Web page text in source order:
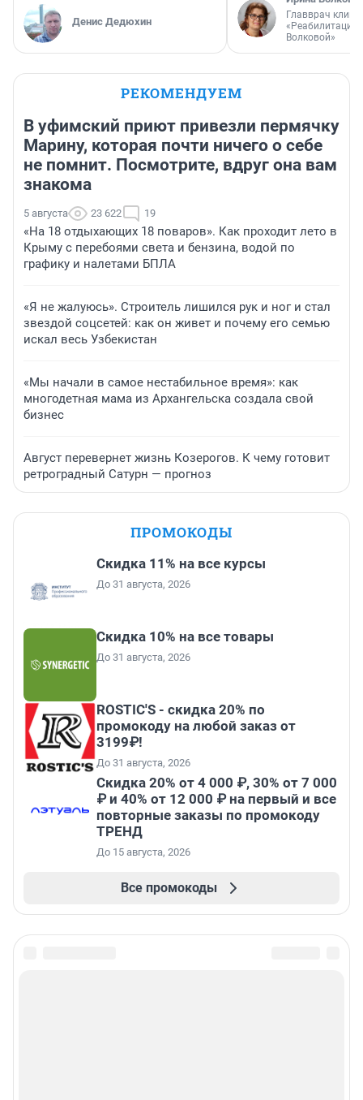
Денис Дедюхин
Главврач
«Реабилитация
Волковой»
РЕКОМЕНДУЕМ
В уфимский приют привезли пермячку
Марину, которая почти ничего о себе
не помнит. Посмотрите, вдруг она вам
знакома
5 августа 23 622 19
«На 18 отдыхающих 18 поваров». Как проходит лето в
Крыму с перебоями света и бензина, водой по
графику и налетами БПЛА
«Я не жалуюсь». Строитель лишился рук и ног и стал
звездой соцсетей: как он живет и почему его семью
искал весь Узбекистан
«Мы начали в самое нестабильное время»: как
многодетная мама из Архангельска создала свой
бизнес
Август перевернет жизнь Козерогов. К чему готовит
ретроградный Сатурн — прогноз
ПРОМОКОДЫ
Скидка 11% на все курсы
До 31 августа, 2026
Скидка 10% на все товары
До 31 августа, 2026
ROSTIC'S - скидка 20% по
промокоду на любой заказ от
3199₽!
До 31 августа, 2026
Скидка 20% от 4 000 ₽, 30% от 7 000
₽ и 40% от 12 000 ₽ на первый и все
повторные заказы по промокоду
ТРЕНД
До 15 августа, 2026
Все промокоды